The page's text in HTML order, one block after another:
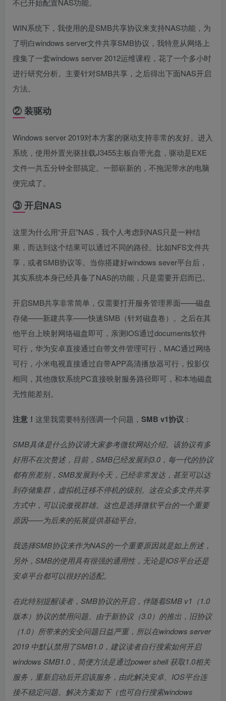
不已开始配置NAS功能。
WIN系统下，我使用的是SMB共享协议来支持NAS功能，为
了明白windows server文件共享SMB协议，我特意从网络上
搜集了一套windows server 2012运维课程，花了一个多小时
进行研究分析。主要针对SMB共享，之后得出下面NAS开启
方法。
② 装驱动
Windows server 2019对本方案的驱动支持非常的友好。进入
系统，使用外置光驱挂载J3455主板自带光盘，驱动是EXE
文件一共五分钟全部搞定。一部崭新的，不拖泥带水的电脑
便完成了。
③ 开启NAS
这里为什么用“开启”NAS，我个人考虑到NAS只是一种结
果，而达到这个结果可以通过不同的路径。比如NFS文件共
享，或者SMB协议等。当你搭建好windows sever平台后，
其实系统本身已经具备了NAS的功能，只是需要开启而已。
开启SMB共享非常简单，仅需要打开服务管理界面——磁盘
存储——新建共享——快速SMB（针对磁盘卷）。之后在其
他平台上映射网络磁盘即可，亲测IOS通过documents软件
可行，华为安卓直接通过自带文件管理可行，MAC通过网络
可行，小米电视直接通过自带APP高清播放器可行，投影仪
相同，其他微软系统PC直接映射服务路径即可，和本地磁盘
无性能差别。
注意！ 这里我需要特别强调一个问题， SMB v1协议 ：
SMB具体是什么协议请大家参考微软网站介绍。该协议有多
好用不在次赘述，目前，SMB已经发展到3.0，每一代的协议
都有所差别，SMB发展到今天，已经非常发达，甚至可以达
到存储集群，虚拟机迁移不停机的级别。这在众多文件共享
方式中，可以说傲视群雄。这也是选择微软平台的一个重要
原因——为后来的拓展提供基础平台。
我选择SMB协议来作为NAS的一个重要原因就是如上所述，
另外，SMB的使用具有很强的通用性，无论是IOS平台还是
安卓平台都可以很好的适配。
在此特别提醒读者，SMB协议的开启，伴随着SMB v1（1.0
版本）协议的禁用问题。由于新协议（3.0）的推出，旧协议
（1.0）所带来的安全问题日益严重，所以在windows server
2019 中默认禁用了SMB1.0，建议读者自行搜索如何开启
windows SMB1.0，简便方法是通过power shell 获取1.0相关
服务，重新启动后开启该服务，由此解决安卓、IOS平台连
接不稳定问题。解决方案如下（也可自行搜索windows